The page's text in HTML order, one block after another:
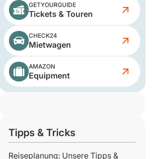
GETYOURGUIDE
Tickets & Touren
CHECK24
Mietwagen
AMAZON
Equipment
Tipps & Tricks
Reiseplanung: Unsere Tipps &